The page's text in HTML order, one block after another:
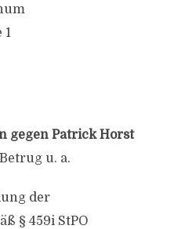
1
gegen Patrick Horst
u. a.
der
§ 459i StPO